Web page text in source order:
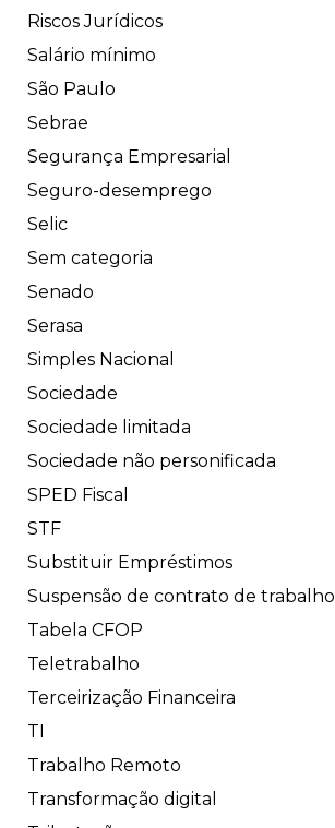
Riscos Jurídicos
Salário mínimo
São Paulo
Sebrae
Segurança Empresarial
Seguro-desemprego
Selic
Sem categoria
Senado
Serasa
Simples Nacional
Sociedade
Sociedade limitada
Sociedade não personificada
SPED Fiscal
STF
Substituir Empréstimos
Suspensão de contrato de trabalho
Tabela CFOP
Teletrabalho
Terceirização Financeira
TI
Trabalho Remoto
Transformação digital